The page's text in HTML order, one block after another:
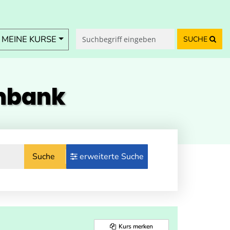
KURSE SUCHE
Suche erweiterte Suche
Kurs merken